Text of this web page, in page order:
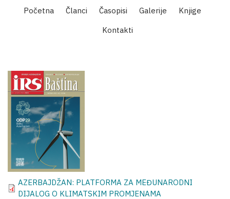
Main
navigation
Početna Članci Časopisi Galerije
Knjige
Kontakti
AZERBAJDŽAN: PLATFORMA ZA MEĐUNARODNI
DIJALOG O KLIMATSKIM PROMJENAMA